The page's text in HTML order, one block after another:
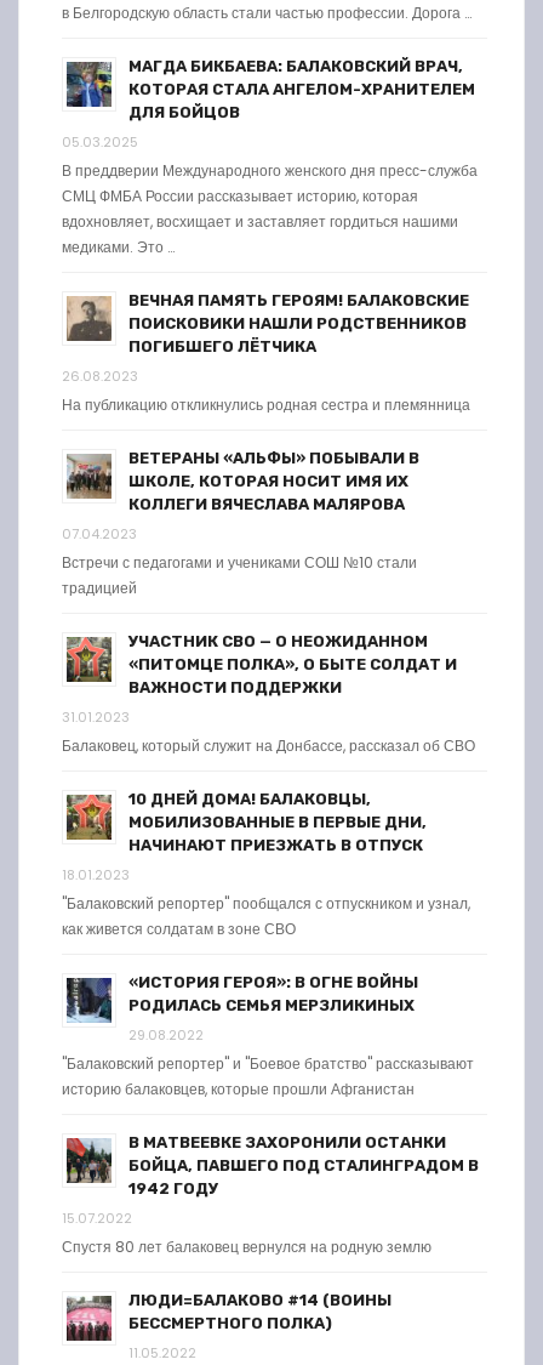
в Белгородскую область стали частью профессии. Дорога …
МАГДА БИКБАЕВА: БАЛАКОВСКИЙ ВРАЧ,
КОТОРАЯ СТАЛА АНГЕЛОМ-ХРАНИТЕЛЕМ
ДЛЯ БОЙЦОВ
05.03.2025
В преддверии Международного женского дня пресс-служба
СМЦ ФМБА России рассказывает историю, которая
вдохновляет, восхищает и заставляет гордиться нашими
медиками. Это …
ВЕЧНАЯ ПАМЯТЬ ГЕРОЯМ! БАЛАКОВСКИЕ
ПОИСКОВИКИ НАШЛИ РОДСТВЕННИКОВ
ПОГИБШЕГО ЛЁТЧИКА
26.08.2023
На публикацию откликнулись родная сестра и племянница
ВЕТЕРАНЫ «АЛЬФЫ» ПОБЫВАЛИ В
ШКОЛЕ, КОТОРАЯ НОСИТ ИМЯ ИХ
КОЛЛЕГИ ВЯЧЕСЛАВА МАЛЯРОВА
07.04.2023
Встречи с педагогами и учениками СОШ №10 стали
традицией
УЧАСТНИК СВО — О НЕОЖИДАННОМ
«ПИТОМЦЕ ПОЛКА», О БЫТЕ СОЛДАТ И
ВАЖНОСТИ ПОДДЕРЖКИ
31.01.2023
Балаковец, который служит на Донбассе, рассказал об СВО
10 ДНЕЙ ДОМА! БАЛАКОВЦЫ,
МОБИЛИЗОВАННЫЕ В ПЕРВЫЕ ДНИ,
НАЧИНАЮТ ПРИЕЗЖАТЬ В ОТПУСК
18.01.2023
"Балаковский репортер" пообщался с отпускником и узнал,
как живется солдатам в зоне СВО
«ИСТОРИЯ ГЕРОЯ»: В ОГНЕ ВОЙНЫ
РОДИЛАСЬ СЕМЬЯ МЕРЗЛИКИНЫХ
29.08.2022
"Балаковский репортер" и "Боевое братство" рассказывают
историю балаковцев, которые прошли Афганистан
В МАТВЕЕВКЕ ЗАХОРОНИЛИ ОСТАНКИ
БОЙЦА, ПАВШЕГО ПОД СТАЛИНГРАДОМ В
1942 ГОДУ
15.07.2022
Спустя 80 лет балаковец вернулся на родную землю
ЛЮДИ=БАЛАКОВО #14 (ВОИНЫ
БЕССМЕРТНОГО ПОЛКА)
11.05.2022